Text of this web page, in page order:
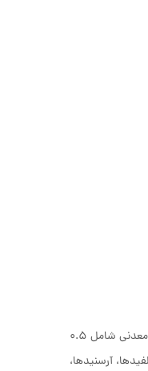
یافت. معمولا این مواد معدنی شامل 0.5
آرسنیدها،